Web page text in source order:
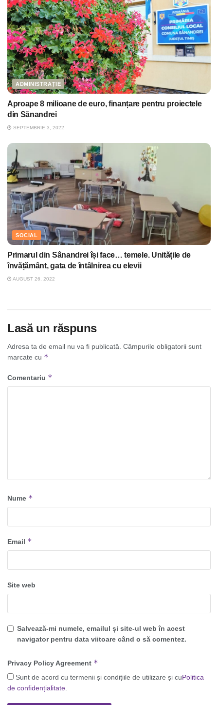
ADMINISTRAȚIE
Aproape 8 milioane de euro, finanțare pentru proiectele
din Sânandrei
SEPTEMBRIE 3, 2022
SOCIAL
Primarul din Sânandrei își face… temele. Unitățile de
învățământ, gata de întâlnirea cu elevii
AUGUST 26, 2022
Lasă un răspuns
Adresa ta de email nu va fi publicată. Câmpurile obligatorii sunt
marcate cu *
Comentariu *
Nume *
Email *
Site web
Salvează-mi numele, emailul și site-ul web în acest
navigator pentru data viitoare când o să comentez.
Privacy Policy Agreement *
Sunt de acord cu termenii și condițiile de utilizare și cuPolitica
de confidențialitate